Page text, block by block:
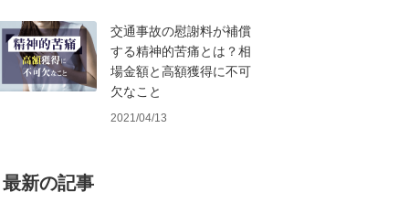
交通事故の慰謝料が補償
する精神的苦痛とは？相
場金額と高額獲得に不可
欠なこと
2021/04/13
最新の記事